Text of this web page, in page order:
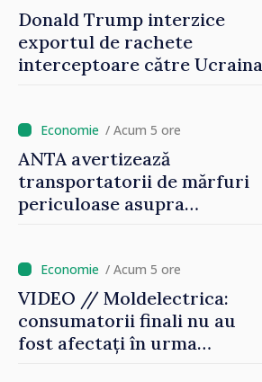
Donald Trump interzice
exportul de rachete
interceptoare către Ucraina
/ Acum 5 ore
ANTA avertizează
transportatorii de mărfuri
periculoase asupra
/ Acum 5 ore
VIDEO // Moldelectrica:
consumatorii finali nu au
fost afectați în urma